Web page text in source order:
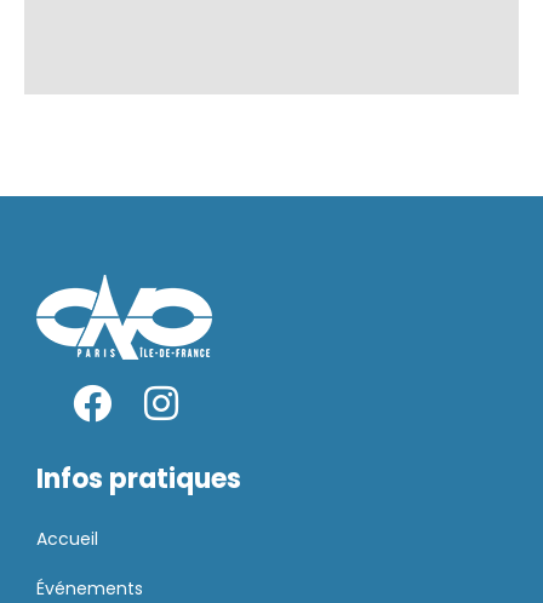
Infos pratiques
Accueil
Événements